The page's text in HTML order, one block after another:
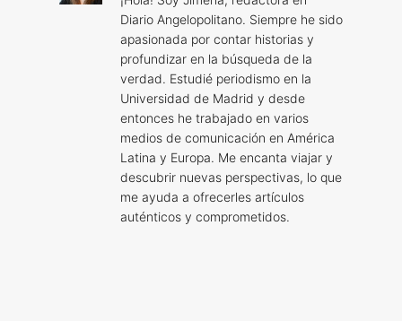
Diario Angelopolitano. Siempre he sido
apasionada por contar historias y
profundizar en la búsqueda de la
verdad. Estudié periodismo en la
Universidad de Madrid y desde
entonces he trabajado en varios
medios de comunicación en América
Latina y Europa. Me encanta viajar y
descubrir nuevas perspectivas, lo que
me ayuda a ofrecerles artículos
auténticos y comprometidos.